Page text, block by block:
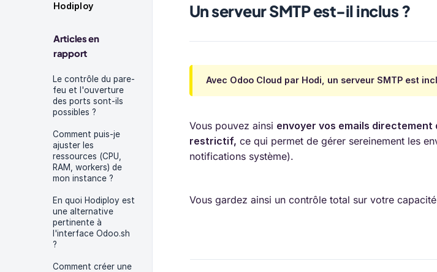
Hodiploy
Articles en
rapport
Le contrôle du pare-
feu et l'ouverture
des ports sont-ils
possibles ?
Comment puis-je
ajuster les
ressources (CPU,
RAM, workers) de
mon instance ?
En quoi Hodiploy est
une alternative
pertinente à
l'interface Odoo.sh
?
Comment créer une
Un serveur SMTP est-il inclus ?
Avec Odoo Cloud par Hodi, un serveur SMTP est
Vous pouvez ainsi envoyer vos emails directement
restrictif, ce qui permet de gérer sereinement les
notifications système).
Vous gardez ainsi un contrôle total sur votre